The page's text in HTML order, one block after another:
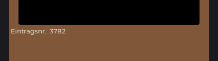
Eintragsnr.: 3782